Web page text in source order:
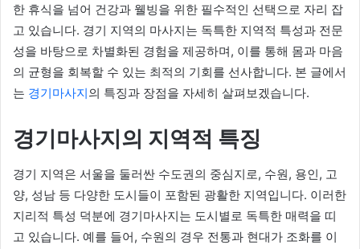
한 휴식을 넘어 건강과 웰빙을 위한 필수적인 선택으로 자리 잡
고 있습니다. 경기 지역의 마사지는 독특한 지역적 특성과 전문
성을 바탕으로 차별화된 경험을 제공하며, 이를 통해 몸과 마음
의 균형을 회복할 수 있는 최적의 기회를 선사합니다. 본 글에서
는 경기마사지의 특징과 장점을 자세히 살펴보겠습니다.
경기마사지의 지역적 특징
경기 지역은 서울을 둘러싼 수도권의 중심지로, 수원, 용인, 고
양, 성남 등 다양한 도시들이 포함된 광활한 지역입니다. 이러한
지리적 특성 덕분에 경기마사지는 도시별로 독특한 매력을 띠
고 있습니다. 예를 들어, 수원의 경우 전통과 현대가 조화를 이